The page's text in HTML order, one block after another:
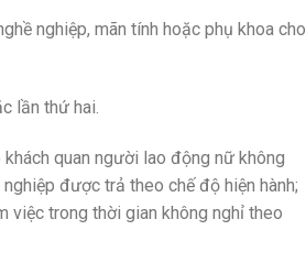
nghiệp, mãn tính hoặc phụ khoa cho
lần thứ hai.
quan người lao động nữ không
được trả theo chế độ hiện hành;
việc trong thời gian không nghỉ theo